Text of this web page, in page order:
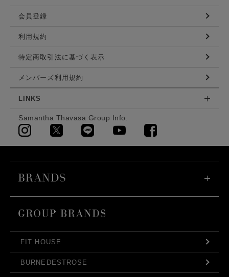
会員登録
利用規約
特定商取引法に基づく表示
メンバーズ利用規約
LINKS
Samantha Thavasa Group Info.
FIT HOUSE
BURNEDESTROSE